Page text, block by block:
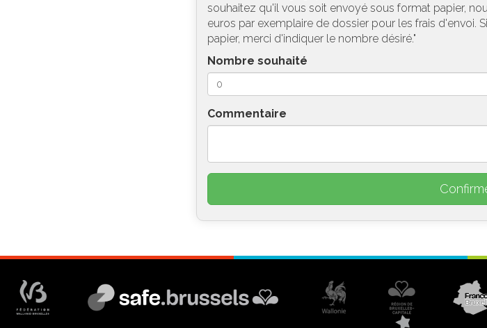
souhaitez qu'il vous soit envoyé sous format papier,
euros par exemplaire de dossier pour les frais d'envoi.
papier, merci d'indiquer le nombre désiré."
Nombre souhaité
Commentaire